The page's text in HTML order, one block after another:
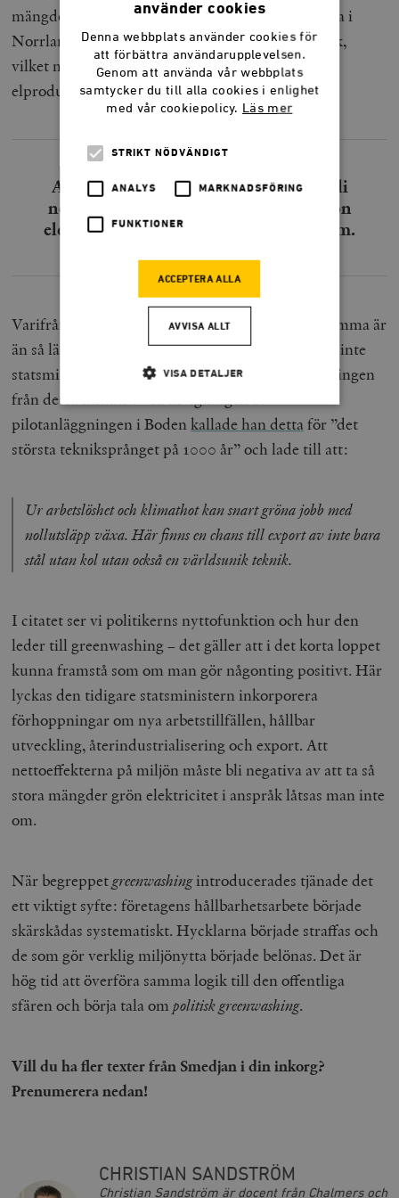
mängder elektricitet. Totalt beräknas satsningarna i
Norrland att ta uppåt 80 terawattimmar i anspråk,
vilket motsvarar mer än hälften av Sveriges totala
elproduktion.
Att nettoeffekterna på miljön måste bli
negativa av att ta så stora mängder grön
elektricitet i anspråk låtsas man inte om.
Varifrån all denna planerbara elektricitet skall komma är
än så länge en obesvarad fråga, men det hindrade inte
statsminister Stefan Löfven från att sola sig i fägringen
från dessa initiativ. Vid invigningen av
pilotanläggningen i Boden kallade han detta för ”det
största tekniksprånget på 1000 år” och lade till att:
Ur arbetslöshet och klimathot kan snart gröna jobb med
nollutsläpp växa. Här finns en chans till export av inte bara
stål utan kol utan också en världsunik teknik.
I citatet ser vi politikerns nyttofunktion och hur den
leder till greenwashing – det gäller att i det korta loppet
kunna framstå som om man gör någonting positivt. Här
lyckas den tidigare statsministern inkorporera
förhoppningar om nya arbetstillfällen, hållbar
utveckling, återindustrialisering och export. Att
nettoeffekterna på miljön måste bli negativa av att ta så
stora mängder grön elektricitet i anspråk låtsas man inte
om.
När begreppetgreenwashingintroducerades tjänade det
ett viktigt syfte: företagens hållbarhetsarbete började
skärskådas systematiskt. Hycklarna började straffas och
de som gör verklig miljönytta började belönas. Det är
hög tid att överföra samma logik till den offentliga
sfären och börja tala ompolitisk greenwashing.
Vill du ha fler texter från Smedjan i din inkorg?
Prenumerera nedan!
CHRISTIAN SANDSTRÖM
Christian Sandström är docent från Chalmers och
använder cookies
Denna webbplats använder cookies för
att förbättra användarupplevelsen.
Genom att använda vår webbplats
samtycker du till alla cookies i enlighet
med vår cookiepolicy. Läs mer
STRIKT NÖDVÄNDIGT
ANALYS MARKNADSFÖRING
FUNKTIONER
ACCEPTERA ALLA
AVVISA ALLT
VISA DETALJER
Analys
kärnwebbplatsfunktioner som användarinloggning
och kontohantering. Webbplatsen kan inte användas
ordentligt utan strikt nödvändiga cookies.
Inc.
_hjFirstSeen
Automattic
Inc.
timbro.se
wp_woocommerce_session_[abcdef0123456789]
timbro.se
__cf_bm
_hjAbsoluteSessionInProgress
Hotjar Ltd